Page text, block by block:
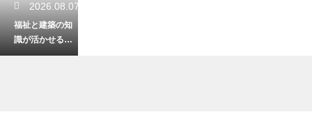
2026.08.07
福祉と建築の知
識が活かせる資
格！バリアフリ